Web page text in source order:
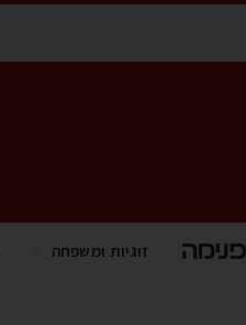
פנימה TV זוגיות ומשפחה